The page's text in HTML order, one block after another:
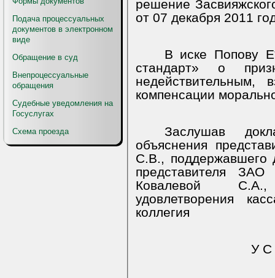
Подача процессуальных
документов в электронном
виде
Обращение в суд
Внепроцессуальные
обращения
Судебные уведомления на
Госуслугах
Схема проезда
решение
от 07 декабря 2011
В иске Попову
стандарт» о
компенсации
Заслушав
объяснения
С.В., поддержавшего
представителя
Ковалевой
удовлетворения
коллегия
У С